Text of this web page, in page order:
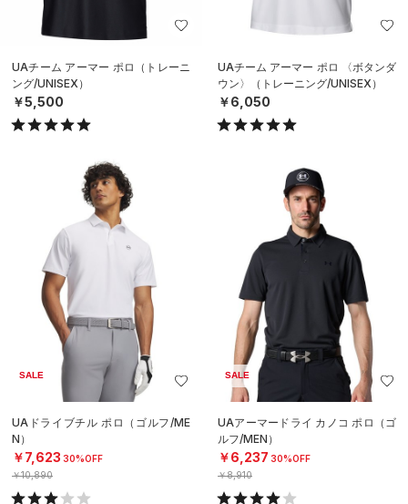
UAチーム アーマー ポロ（トレーニ
ング/UNISEX）
￥5,500
UAチーム アーマー ポロ 〈ボタンダ
ウン〉（トレーニング/UNISEX）
￥6,050
SALE
UAドライブチル ポロ（ゴルフ/ME
N）
￥7,623 30%OFF
￥10,890
SALE
UAアーマードライ カノコ ポロ（ゴ
ルフ/MEN）
￥6,237 30%OFF
￥8,910